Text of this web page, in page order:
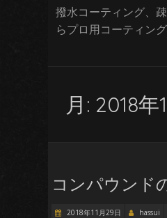
撥水コーティング、
らプロ用コーティン
月: 2018年
コンパウンド
2018年11月29日 hassui